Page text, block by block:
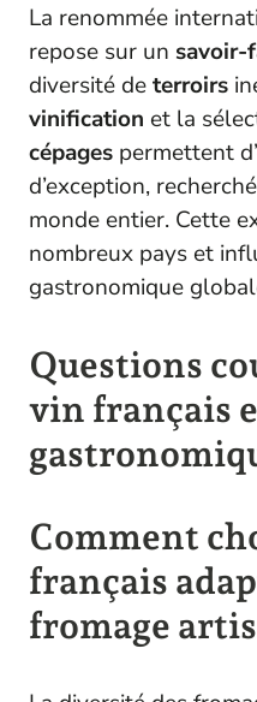
La renommée
repose sur un savoir-
diversité deterroirs
vinification et la
cépages permettent
d’exception,
monde entier. Cette
nombreux pays et
gastronomique
Questions
vin français
Comment
français
fromage